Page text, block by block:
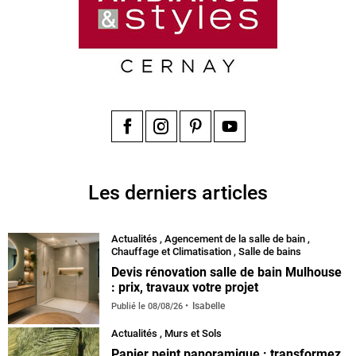
Les derniers articles
Actualités , Agencement de la salle de bain ,
Chauffage et Climatisation , Salle de bains
Devis rénovation salle de bain Mulhouse
: prix, travaux votre projet
Publié le 08/08/26 Isabelle
Actualités , Murs et Sols